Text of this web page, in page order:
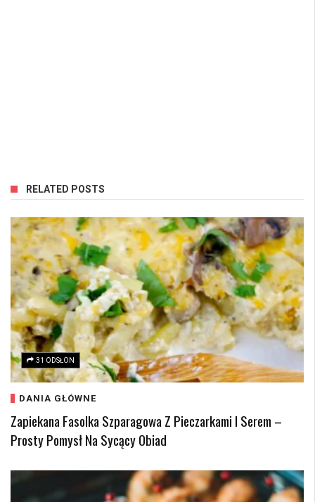
RELATED POSTS
31 ODSŁON
DANIA GŁÓWNE
Zapiekana Fasolka Szparagowa Z Pieczarkami I Serem –
Prosty Pomysł Na Sycący Obiad